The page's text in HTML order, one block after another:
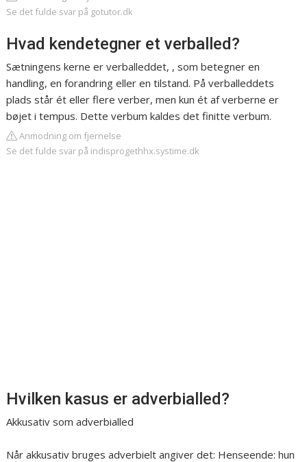
Se det fulde svar på gotutor.dk
Hvad kendetegner et verballed?
Sætningens kerne er verballeddet, , som betegner en
handling, en forandring eller en tilstand. På verballeddets
plads står ét eller flere verber, men kun ét af verberne er
bøjet i tempus. Dette verbum kaldes det finitte verbum.
Anmodning om fjernelse
Se det fulde svar på indisprogethhx.systime.dk
Hvilken kasus er adverbialled?
Akkusativ som adverbialled
Når akkusativ bruges adverbielt angiver det: Henseende: hun